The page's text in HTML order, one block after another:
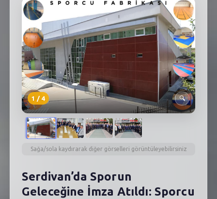
1 /4 🔍
Sağa/sola kaydırarak diğer görselleri görüntüleyebilirsiniz
Serdivan’da Sporun
Geleceğine İmza Atıldı: Sporcu
SEBİK
E NÖBETÇI ECZANELER
KÜREK
PARKLAR
PAZAR YERLERI
PLANETARYUM